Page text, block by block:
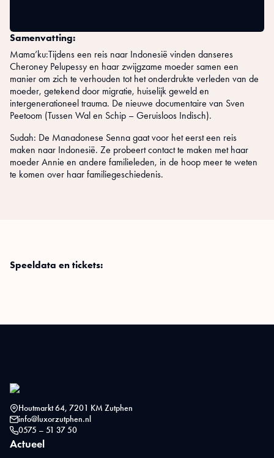
Samenvatting:
Mama’ku:Tijdens een reis naar Indonesië vinden danseres
Cheroney Pelupessy en haar zwijgzame moeder samen een
manier om zich te verhouden tot het onderdrukte verleden van de
moeder, getekend door migratie, huiselijk geweld en
intergenerationeel trauma. De nieuwe documentaire van Sven
Peetoom (Tussen Wal en Schip – Geruisloos Indisch).
Sudah: De Manadonese Senna gaat voor het eerst een reis
maken naar Indonesië. Ze probeert contact te maken met haar
moeder Annie en andere familieleden, in de hoop meer te weten
te komen over haar familiegeschiedenis.
Speeldata en tickets:
Houtmarkt 64, 7201 KM Zutphen
info@luxorzutphen.nl
0575 – 51 37 50
Actueel